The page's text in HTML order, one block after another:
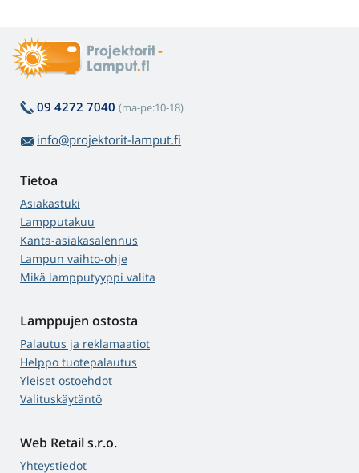
09 4272 7040 (ma-pe:10-18)
info@projektorit-lamput.fi
Tietoa
Asiakastuki
Lampputakuu
Kanta-asiakasalennus
Lampun vaihto-ohje
Mikä lampputyyppi valita
Lamppujen ostosta
Palautus ja reklamaatiot
Helppo tuotepalautus
Yleiset ostoehdot
Valituskäytäntö
Web Retail s.r.o.
Yhteystiedot